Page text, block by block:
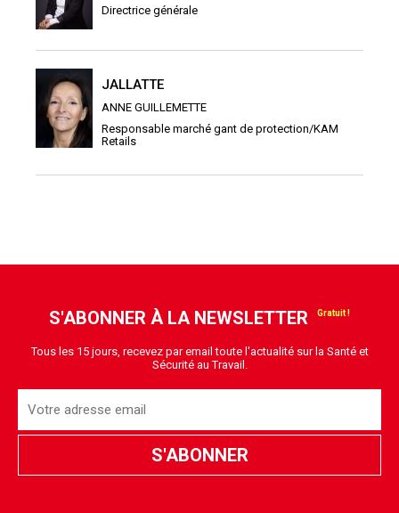
Directrice générale
JALLATTE
ANNE GUILLEMETTE
Responsable marché gant de protection/KAM
Retails
S'ABONNER À LA NEWSLETTER
Tous les 15 jours, recevez par email toute l'actualité sur la Santé et
Sécurité au Travail.